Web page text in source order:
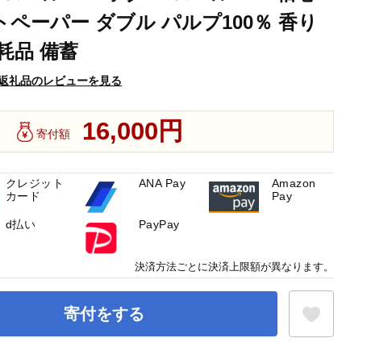
ペーパー ダブル パルプ100％ 香り
品 備蓄
礼品のレビューを見る
寄付額 16,000円
寄付をする
クレジット
カード
ANA Pay
Amazon
Pay
d払い PayPay
決済方法ごとに決済上限額が異なります。